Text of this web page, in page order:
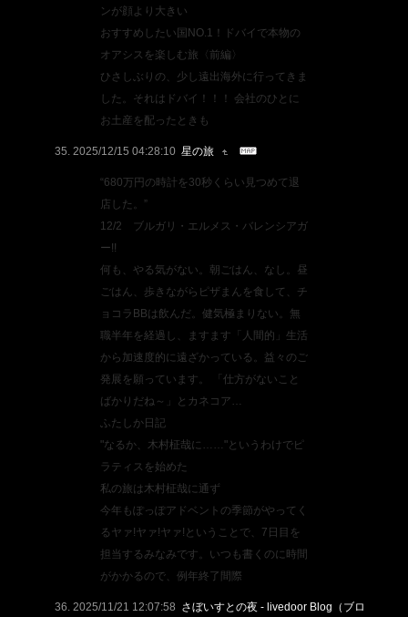
ンが顔より大きい
おすすめしたい国NO.1！ドバイで本物の
オアシスを楽しむ旅〈前編〉
ひさしぶりの、少し遠出海外に行ってきま
した。それはドバイ！！！ 会社のひとに
お土産を配ったときも
2025/12/15 04:28:10 星の旅
“680万円の時計を30秒くらい見つめて退
店した。”
12/2 ブルガリ・エルメス・バレンシアガ
ー!!
何も、やる気がない。朝ごはん、なし。昼
ごはん、歩きながらピザまんを食して、チ
ョコラBBは飲んだ。健気極まりない。無
職半年を経過し、ますます「人間的」生活
から加速度的に遠ざかっている。益々のご
発展を願っています。 「仕方がないこと
ばかりだね～」とカネコア…
ふたしか日記
"なるか、木村柾哉に……"というわけでピ
ラティスを始めた
私の旅は木村柾哉に通ず
今年もぽっぽアドベントの季節がやってく
るヤァ!ヤァ!ヤァ!ということで、7日目を
担当するみなみです。いつも書くのに時間
がかかるので、例年終了間際
2025/11/21 12:07:58 さぼいすとの夜 - livedoor Blog（ブロ